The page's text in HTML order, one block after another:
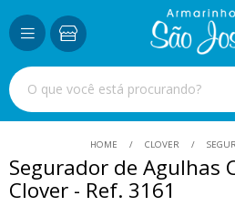
HOME CLOVER
Segurador de Agulhas
Clover - Ref. 3161